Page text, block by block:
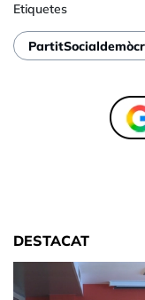
Etiquetes
DESTACAT